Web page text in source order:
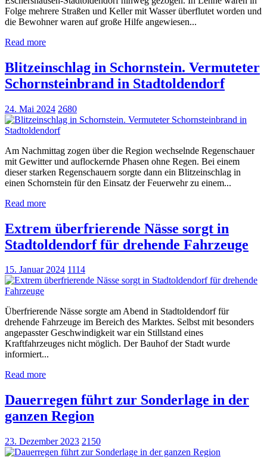
Folge mehrere Straßen und Keller mit Wasser überflutet worden und
die Bewohner waren auf große Hilfe angewiesen...
Read more
Blitzeinschlag in Schornstein. Vermuteter
Schornsteinbrand in Stadtoldendorf
24. Mai 2024 2680
Am Nachmittag zogen über die Region wechselnde Regenschauer
mit Gewitter und auflockernde Phasen ohne Regen. Bei einem
dieser starken Regenschauern sorgte dann ein Blitzeinschlag in
einen Schornstein für den Einsatz der Feuerwehr zu einem...
Read more
Extrem überfrierende Nässe sorgt in
Stadtoldendorf für drehende Fahrzeuge
15. Januar 2024 1114
Überfrierende Nässe sorgte am Abend in Stadtoldendorf für
drehende Fahrzeuge im Bereich des Marktes. Selbst mit besonders
angepasster Geschwindigkeit war ein Stillstand eines
Kraftfahrzeuges nicht möglich. Der Bauhof der Stadt wurde
informiert...
Read more
Dauerregen führt zur Sonderlage in der
ganzen Region
23. Dezember 2023 2150